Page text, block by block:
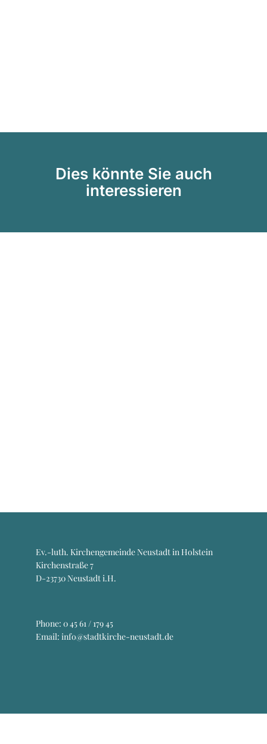
Dies könnte Sie auch
interessieren
Ev.-luth. Kirchengemeinde Neustadt in Holstein
Kirchenstraße 7
D-23730 Neustadt i.H.
Phone: 0 45 61 / 179 45
Email: info@stadtkirche-neustadt.de